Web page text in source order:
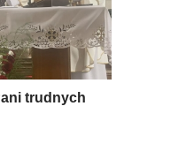
trudnych